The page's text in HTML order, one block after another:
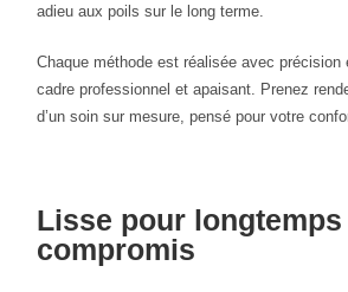
adieu aux poils sur le long terme.
Chaque méthode est réalisée avec précision
cadre professionnel et apaisant. Prenez
d’un soin sur mesure, pensé pour votre
Lisse pour longtemps
compromis